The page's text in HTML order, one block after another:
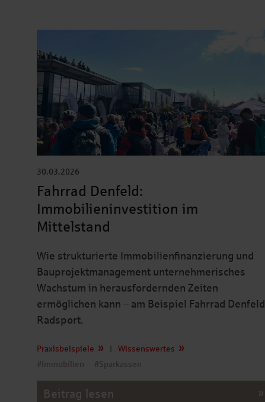
30.03.2026
Fahrrad Denfeld:
Immobilieninvestition im
Mittelstand
Wie strukturierte Immobilienfinanzierung und
Bauprojektmanagement unternehmerisches
Wachstum in herausfordernden Zeiten
ermöglichen kann – am Beispiel Fahrrad Denfeld
Radsport.
Praxisbeispiele |
Wissenswertes
#Immobilien
#Sparkassen
Beitrag lesen